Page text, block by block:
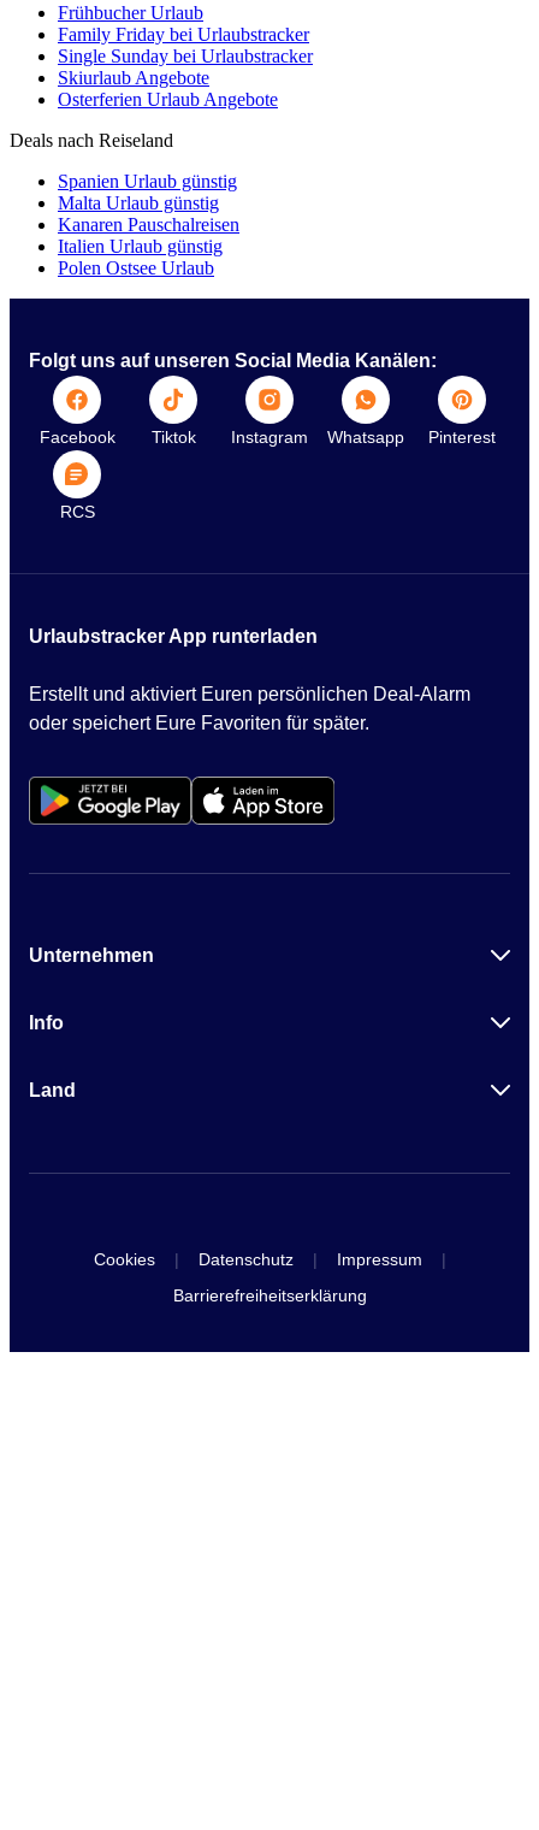
Frühbucher Urlaub
Family Friday bei Urlaubstracker
Single Sunday bei Urlaubstracker
Skiurlaub Angebote
Osterferien Urlaub Angebote
Deals nach Reiseland
Spanien Urlaub günstig
Malta Urlaub günstig
Kanaren Pauschalreisen
Italien Urlaub günstig
Polen Ostsee Urlaub